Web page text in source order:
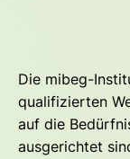
Die mibeg-
qualifizierten
auf die
ausgerichtet